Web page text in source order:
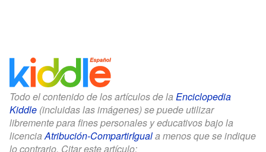
Todo el contenido de los artículos de la Enciclopedia
Kiddle (incluidas las imágenes) se puede utilizar
libremente para fines personales y educativos bajo la
licenciaAtribución-CompartirIguala menos que se indique
lo contrario. Citar este artículo: